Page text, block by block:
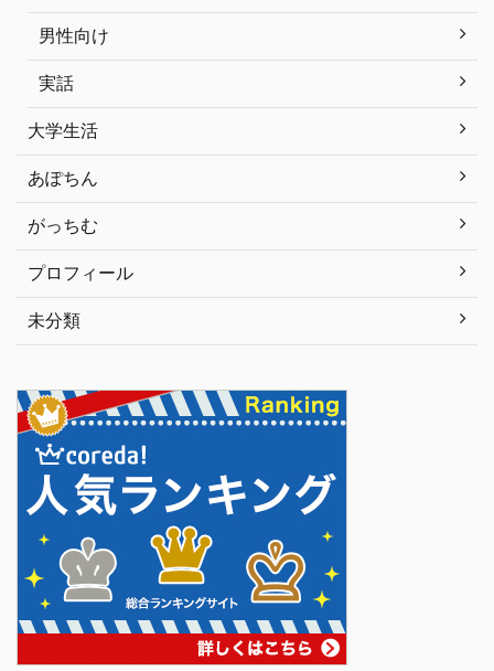
男性向け
実話
大学生活
あぽちん
がっちむ
プロフィール
未分類